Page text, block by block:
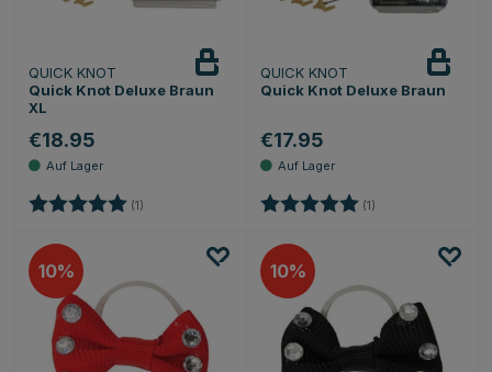
QUICK KNOT
Quick Knot Deluxe Braun
XL
€18.95
Bewertung: (1)
QUICK KNOT
Quick Knot Deluxe Braun
€17.95
Bewertung: (1)
10 10